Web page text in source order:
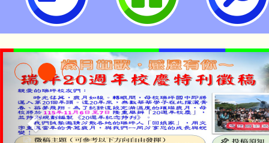
參與。-桃園市立瑞坪國民中學